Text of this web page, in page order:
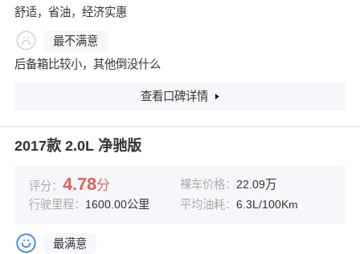
舒适，省油，经济实惠
最不满意
后备箱比较小，其他倒没什么
查看口碑详情
2017款 2.0L 净驰版
评分： 4.78分 裸车价格： 22.09万
行驶里程： 1600.00公里 平均油耗： 6.3L/100Km
最满意